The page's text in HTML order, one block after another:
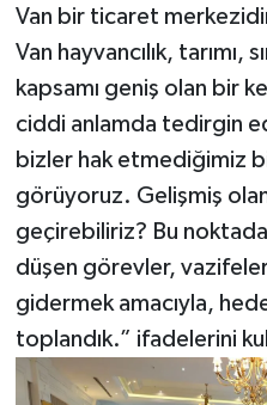
Van bir ticaret
Van hayvancılık, tarımı,
kapsamı geniş olan bir
ciddi anlamda tedirgin
bizler hak etmediğimiz
görüyoruz. Gelişmiş olan
geçirebiliriz? Bu
düşen görevler,
gidermek amacıyla,
toplandık.” ifadelerini